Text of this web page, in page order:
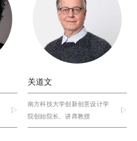
关道文
南方科技大学创新创意设计学
院创始院长、讲席教授